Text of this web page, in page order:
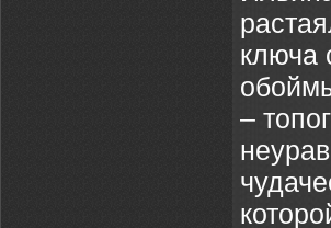
ключа
–